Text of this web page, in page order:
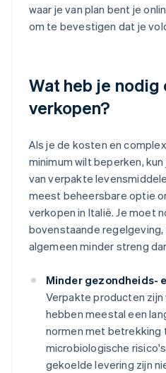
waar je van plan bent je
om te bevestigen dat je
Wat heb je
verkopen?
Als je de kosten en
minimum wilt beperken,
van verpakte
meest beheersbare optie
verkopen in Italië. Je moet
bovenstaande
algemeen minder streng
Minder gezondheids-
Verpakte producten
hebben meestal een
normen met betrekking
microbiologische
gekoelde levering zijn